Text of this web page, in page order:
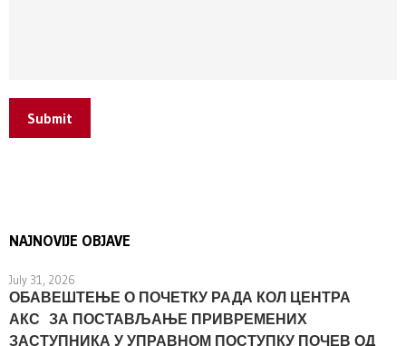
Submit
NAJNOVIJE OBJAVE
July 31, 2026
ОБАВЕШТЕЊЕ О ПОЧЕТКУ РАДА КОЛ ЦЕНТРА
АКС ЗА ПОСТАВЉАЊЕ ПРИВРЕМЕНИХ
ЗАСТУПНИКА У УПРАВНОМ ПОСТУПКУ ПОЧЕВ ОД